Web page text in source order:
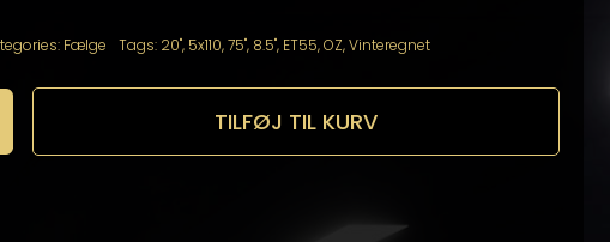
Fælge Tags: 20", 5x110,75", 8.5", ET55,OZ,Vinteregnet
TILFØJ TIL KURV